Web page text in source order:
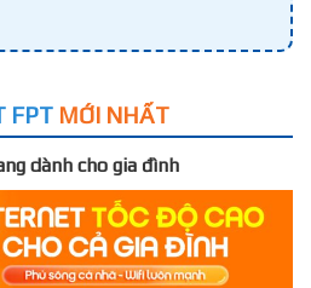
FPT MỚI NHẤT
dành cho gia đình